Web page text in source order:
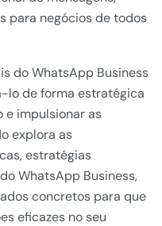
para negócios de todos
do WhatsApp Business
lo de forma estratégica
e impulsionar as
explora as
estratégias
WhatsApp Business,
concretos para que
eficazes no seu